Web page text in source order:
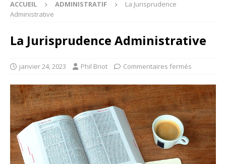
ACCUEIL ADMINISTRATIF
La Jurisprudence
Administrative
La Jurisprudence Administrative
janvier 24, 2023 Phil Briot Commentaires fermés